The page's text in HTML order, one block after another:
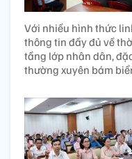
Với nhiều hình thức
thông tin đầy đủ về
tầng lớp nhân dân,
thường xuyên bám